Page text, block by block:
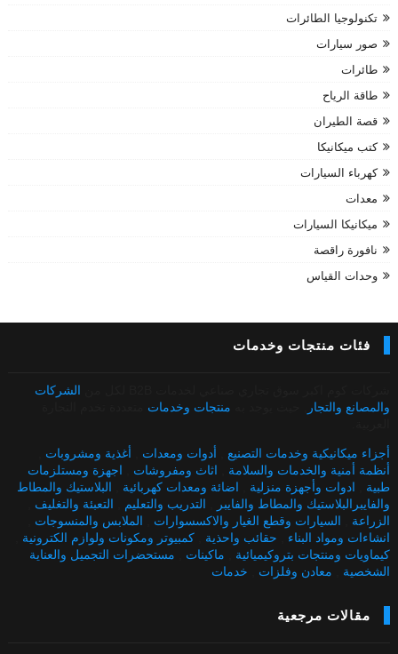
تكنولوجيا الطائرات
صور سيارات
طائرات
طاقة الرياح
قصة الطيران
كتب ميكانيكا
كهرباء السيارات
معدات
ميكانيكا السيارات
نافورة راقصة
وحدات القياس
فئات منتجات وخدمات
الشركات
والمصانع والتجار
منتجات وخدمات
أجزاء ميكانيكية وخدمات التصنيع أدوات ومعدات أغذية ومشروبات
أنظمة أمنية والخدمات والسلامة
اثاث ومفروشات
اجهزة ومستلزمات
طبية
ادوات وأجهزة منزلية اضائة ومعدات كهربائية
البلاستيك والمطاط
والفايبرالبلاستيك والمطاط والفايبر
التدريب والتعليم التعبئة والتغليف
الزراعة
السيارات وقطع الغيار والاكسسوارات الملابس والمنسوجات
انشاءات ومواد البناء
حقائب واحذية كمبيوتر ومكونات ولوازم الكترونية
كيماويات ومنتجات بتروكيميائية
ماكينات
مستحضرات التجميل والعناية
الشخصية
معادن وفلزات خدمات
مقالات مرجعية